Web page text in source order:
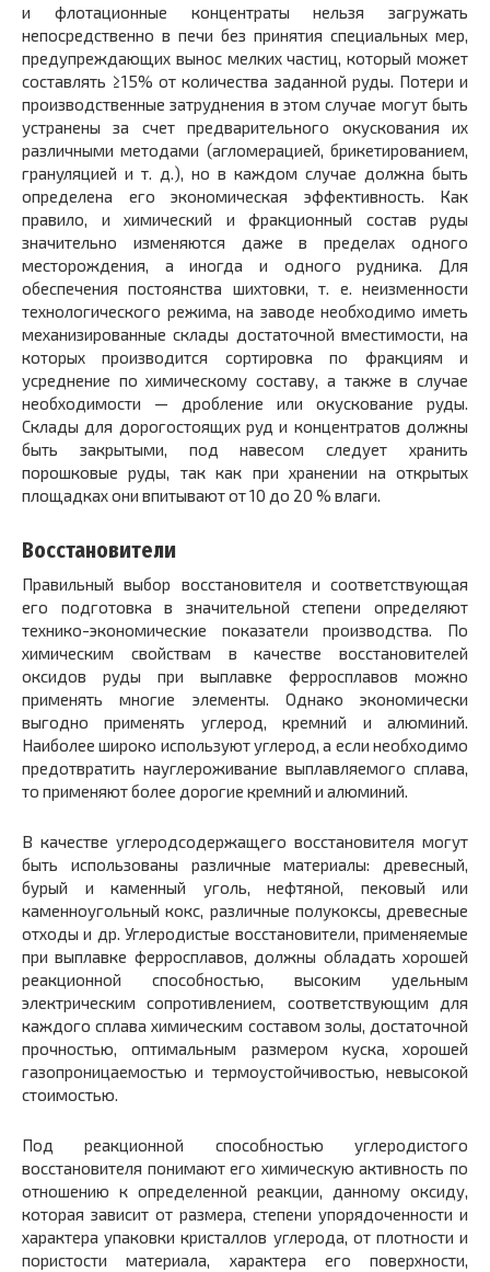
и флотационные концентраты нельзя загружать
непосредственно в печи без принятия специальных мер,
предупреждающих вынос мелких частиц, который может
составлять ≥15% от количества заданной руды. Потери и
производственные затруднения в этом случае могут быть
устранены за счет предварительного окускования их
различными методами (агломерацией, брикетированием,
грануляцией и т. д.), но в каждом случае должна быть
определена его экономическая эффективность. Как
правило, и химический и фракционный состав руды
значительно изменяются даже в пределах одного
месторождения, а иногда и одного рудника. Для
обеспечения постоянства шихтовки, т. е. неизменности
технологического режима, на заводе необходимо иметь
механизированные склады достаточной вместимости, на
которых производится сортировка по фракциям и
усреднение по химическому составу, а также в случае
необходимости — дробление или окускование руды.
Склады для дорогостоящих руд и концентратов должны
быть закрытыми, под навесом следует хранить
порошковые руды, так как при хранении на открытых
площадках они впитывают от 10 до 20 % влаги.
Восстановители
Правильный выбор восстановителя и соответствующая
его подготовка в значительной степени определяют
технико-экономические показатели производства. По
химическим свойствам в качестве восстановителей
оксидов руды при выплавке ферросплавов можно
применять многие элементы. Однако экономически
выгодно применять углерод, кремний и алюминий.
Наиболее широко используют углерод, а если необходимо
предотвратить науглероживание выплавляемого сплава,
то применяют более дорогие кремний и алюминий.
В качестве углеродсодержащего восстановителя могут
быть использованы различные материалы: древесный,
бурый и каменный уголь, нефтяной, пековый или
каменноугольный кокс, различные полукоксы, древесные
отходы и др. Углеродистые восстановители, применяемые
при выплавке ферросплавов, должны обладать хорошей
реакционной способностью, высоким удельным
электрическим сопротивлением, соответствующим для
каждого сплава химическим составом золы, достаточной
прочностью, оптимальным размером куска, хорошей
газопроницаемостью и термоустойчивостью, невысокой
стоимостью.
Под реакционной способностью углеродистого
восстановителя понимают его химическую активность по
отношению к определенной реакции, данному оксиду,
которая зависит от размера, степени упорядоченности и
характера упаковки кристаллов углерода, от плотности и
пористости материала, характера его поверхности,